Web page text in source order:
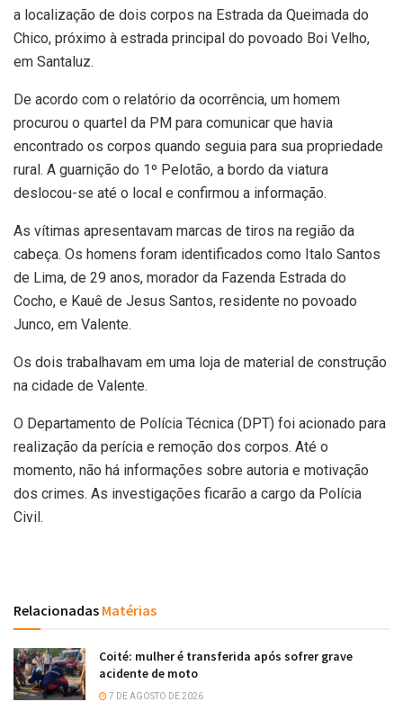
a localização de dois corpos na Estrada da Queimada do
Chico, próximo à estrada principal do povoado Boi Velho,
em Santaluz.
De acordo com o relatório da ocorrência, um homem
procurou o quartel da PM para comunicar que havia
encontrado os corpos quando seguia para sua propriedade
rural. A guarnição do 1º Pelotão, a bordo da viatura
deslocou-se até o local e confirmou a informação.
As vítimas apresentavam marcas de tiros na região da
cabeça. Os homens foram identificados como Italo Santos
de Lima, de 29 anos, morador da Fazenda Estrada do
Cocho, e Kauê de Jesus Santos, residente no povoado
Junco, em Valente.
Os dois trabalhavam em uma loja de material de construção
na cidade de Valente.
O Departamento de Polícia Técnica (DPT) foi acionado para
realização da perícia e remoção dos corpos. Até o
momento, não há informações sobre autoria e motivação
dos crimes. As investigações ficarão a cargo da Polícia
Civil.
Relacionadas Matérias
Coité: mulher é transferida após sofrer grave
acidente de moto
7 DE AGOSTO DE 2026